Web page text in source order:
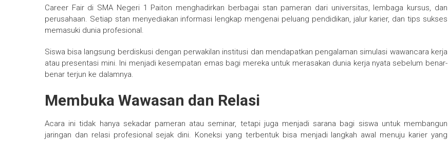
Career Fair di SMA Negeri 1 Paiton menghadirkan berbagai stan pameran dari universitas, lembaga kursus, dan
perusahaan. Setiap stan menyediakan informasi lengkap mengenai peluang pendidikan, jalur karier, dan tips sukses
memasuki dunia profesional.
Siswa bisa langsung berdiskusi dengan perwakilan institusi dan mendapatkan pengalaman simulasi wawancara kerja
atau presentasi mini. Ini menjadi kesempatan emas bagi mereka untuk merasakan dunia kerja nyata sebelum benar-
benar terjun ke dalamnya.
Membuka Wawasan dan Relasi
Acara ini tidak hanya sekadar pameran atau seminar, tetapi juga menjadi sarana bagi siswa untuk membangun
jaringan dan relasi profesional sejak dini. Koneksi yang terbentuk bisa menjadi langkah awal menuju karier yang